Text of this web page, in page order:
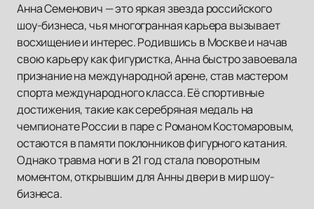
Анна Семенович — это яркая звезда российского
шоу-бизнеса, чья многогранная карьера вызывает
восхищение и интерес. Родившись в Москве и начав
свою карьеру как фигуристка, Анна быстро завоевала
признание на международной арене, став мастером
спорта международного класса. Её спортивные
достижения, такие как серебряная медаль на
чемпионате России в паре с Романом Костомаровым,
остаются в памяти поклонников фигурного катания.
Однако травма ноги в 21 год стала поворотным
моментом, открывшим для Анны двери в мир шоу-
бизнеса.